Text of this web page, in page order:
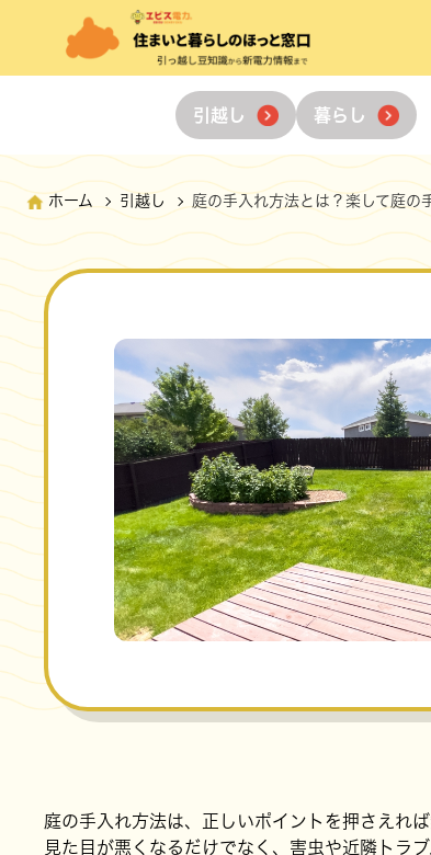
引越し 暮らし
ホーム 引越し 庭の手入れ方法とは？楽して庭の
庭の手入れ方法は、正しいポイントを押さえれ
見た目が悪くなるだけでなく、害虫や近隣トラ